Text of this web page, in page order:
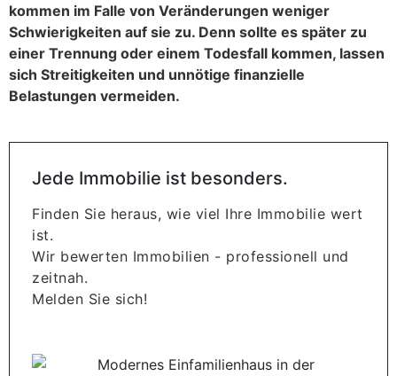
kommen im Falle von Veränderungen weniger
Schwierigkeiten auf sie zu. Denn sollte es später zu
einer Trennung oder einem Todesfall kommen, lassen
sich Streitigkeiten und unnötige finanzielle
Belastungen vermeiden.
Jede Immobilie ist besonders.
Finden Sie heraus, wie viel Ihre Immobilie wert
ist.
Wir bewerten Immobilien - professionell und
zeitnah.
Melden Sie sich!